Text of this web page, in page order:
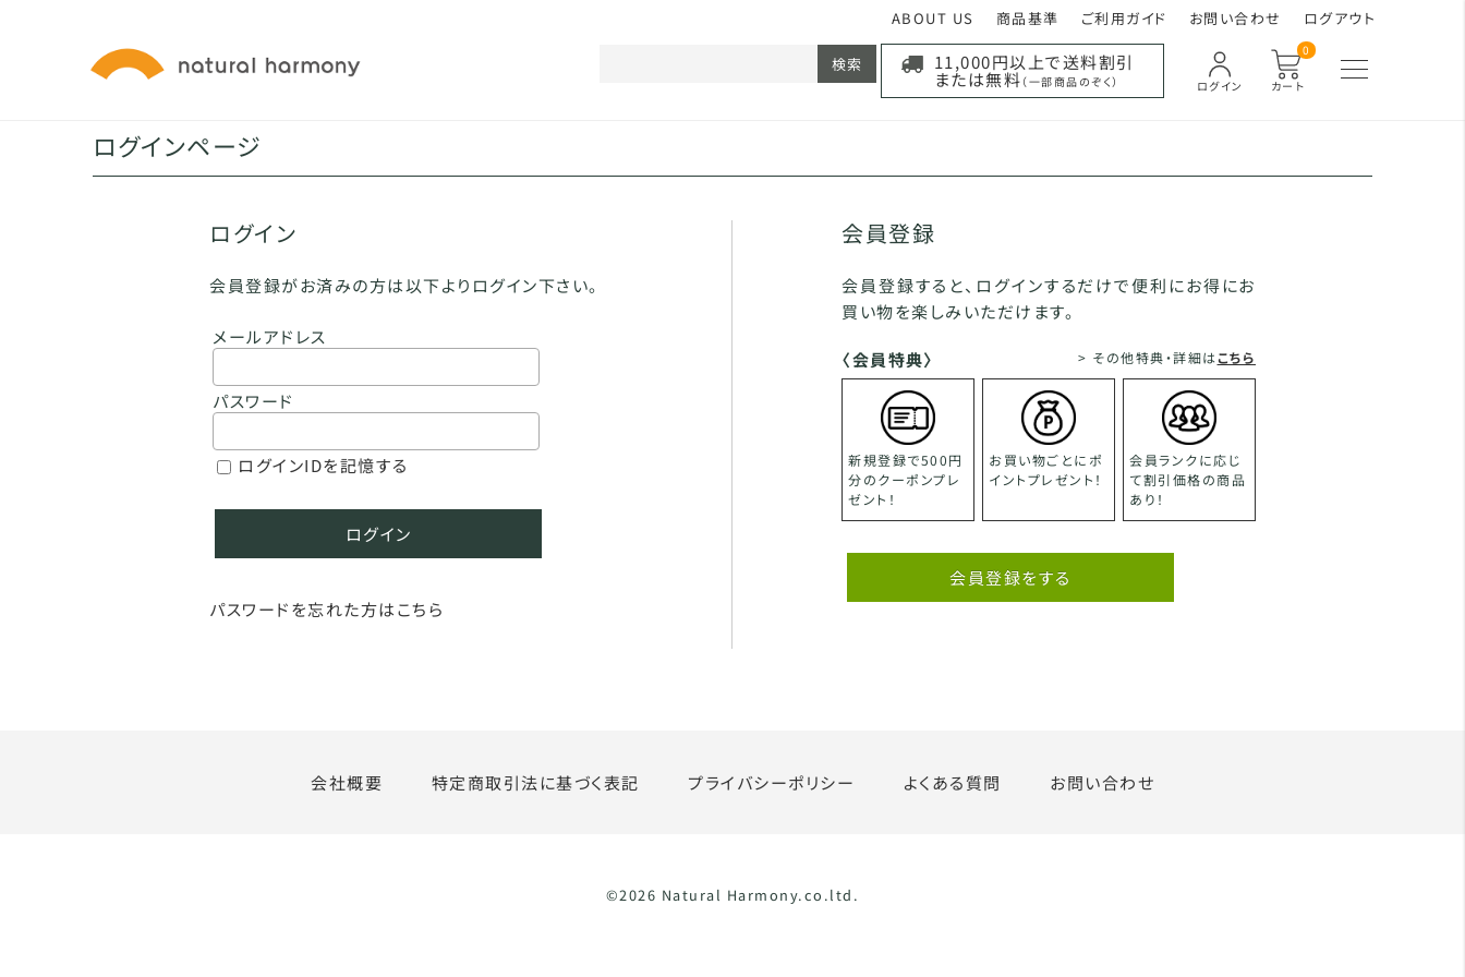
ABOUT US 商品基準 ご利用ガイド お問い合わせ ログアウト
カート
0
ログイン
11,000円以上で送料割引
または無料 （一部商品のぞく）
検索
ログインページ
ログイン
会員登録がお済みの方は以下よりログイン下さい。
メールアドレス
パスワード
ログインIDを記憶する
ログイン
パスワードを忘れた方はこちら
会員登録
会員登録すると、ログインするだけで便利にお得にお
買い物を楽しみいただけます。
〈会員特典〉 > その他特典・詳細はこちら
新規登録で500円
分のクーポンプレ
ゼント！
お買い物ごとにポ
イントプレゼント！
会員ランクに応じ
て割引価格の商品
あり！
会員登録をする
会社概要 特定商取引法に基づく表記 プライバシーポリシー よくある質問 お問い合わせ
©2026 Natural Harmony.co.ltd.